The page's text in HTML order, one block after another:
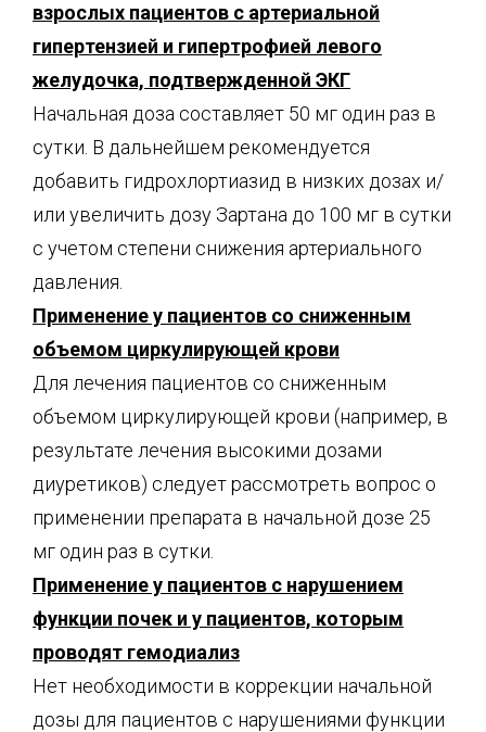
взрослых пациентов с артериальной
гипертензией и гипертрофией левого
желудочка, подтвержденной ЭКГ
Начальная доза составляет 50 мг один раз в
сутки. В дальнейшем рекомендуется
добавить гидрохлортиазид в низких дозах и/
или увеличить дозу Зартана до 100 мг в сутки
с учетом степени снижения артериального
давления.
Применение у пациентов со сниженным
объемом циркулирующей крови
Для лечения пациентов со сниженным
объемом циркулирующей крови (например, в
результате лечения высокими дозами
диуретиков) следует рассмотреть вопрос о
применении препарата в начальной дозе 25
мг один раз в сутки.
Применение у пациентов с нарушением
функции почек и у пациентов, которым
проводят гемодиализ
Нет необходимости в коррекции начальной
дозы для пациентов с нарушениями функции